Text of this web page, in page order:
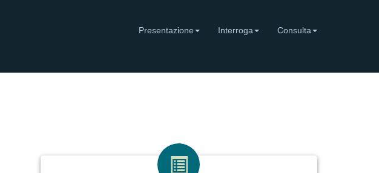
Presentazione Interroga Consulta